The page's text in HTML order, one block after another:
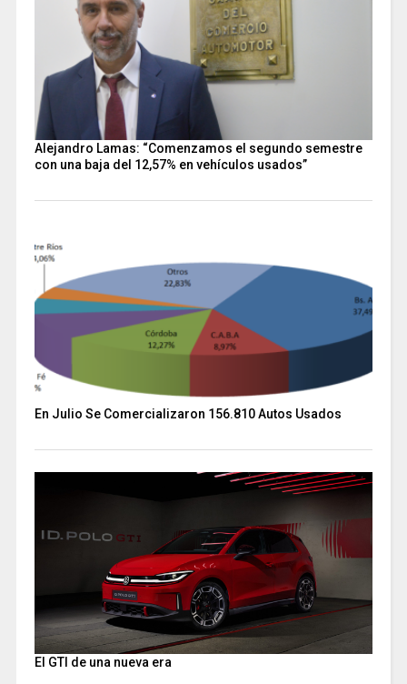
Alejandro Lamas: “Comenzamos el segundo semestre
con una baja del 12,57% en vehículos usados”
En Julio Se Comercializaron 156.810 Autos Usados
El GTI de una nueva era